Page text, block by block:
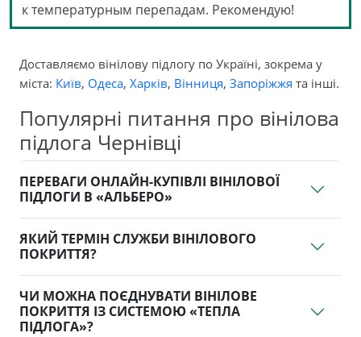
к температурным перепадам. Рекомендую!
Доставляємо вінілову підлогу по Україні, зокрема у
міста: Київ, Одеса, Харків, Вінниця, Запоріжжя та інші.
Популярні питання про вінілова
підлога Чернівці
ПЕРЕВАГИ ОНЛАЙН-КУПІВЛІ ВІНІЛОВОЇ
ПІДЛОГИ В «АЛЬБЕРО»
ЯКИЙ ТЕРМІН СЛУЖБИ ВІНІЛОВОГО
ПОКРИТТЯ?
ЧИ МОЖНА ПОЄДНУВАТИ ВІНІЛОВЕ
ПОКРИТТЯ ІЗ СИСТЕМОЮ «ТЕПЛА
ПІДЛОГА»?